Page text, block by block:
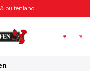
buitenland